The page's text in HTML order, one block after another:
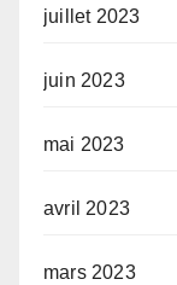
juillet 2023
juin 2023
mai 2023
avril 2023
mars 2023